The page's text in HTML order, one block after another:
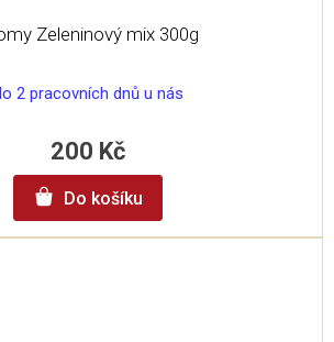
Zeleninový mix 300g
2 pracovních dnů u nás
200 Kč
Do košíku